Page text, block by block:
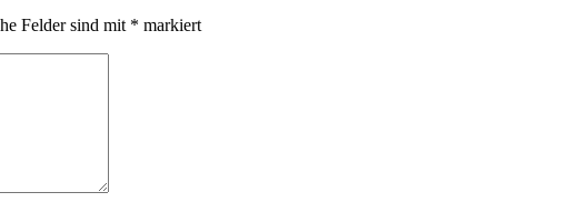
Felder sind mit * markiert